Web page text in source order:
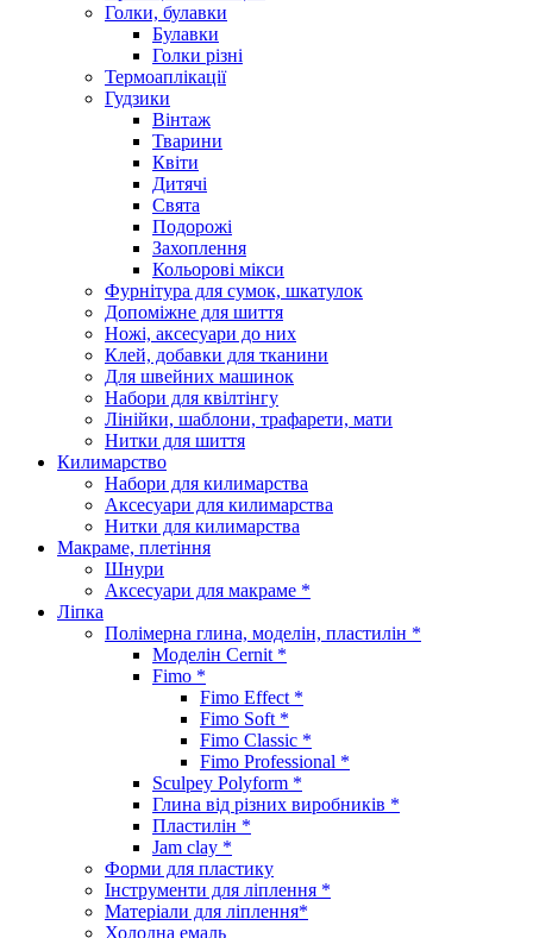
Голки, булавки
Булавки
Голки різні
Термоаплікації
Гудзики
Вінтаж
Тварини
Квіти
Дитячі
Свята
Подорожі
Захоплення
Кольорові мікси
Фурнітура для сумок, шкатулок
Допоміжне для шиття
Ножі, аксесуари до них
Клей, добавки для тканини
Для швейних машинок
Набори для квілтінгу
Лінійки, шаблони, трафарети, мати
Нитки для шиття
Килимарство
Набори для килимарства
Аксесуари для килимарства
Нитки для килимарства
Макраме, плетіння
Шнури
Аксесуари для макраме *
Ліпка
Полімерна глина, моделін, пластилін *
Моделін Cernit *
Fimo *
Fimo Effect *
Fimo Soft *
Fimo Classic *
Fimo Professional *
Sculpey Polyform *
Глина від різних виробників *
Пластилін *
Jam clay *
Форми для пластику
Інструменти для ліплення *
Матеріали для ліплення*
Холодна емаль